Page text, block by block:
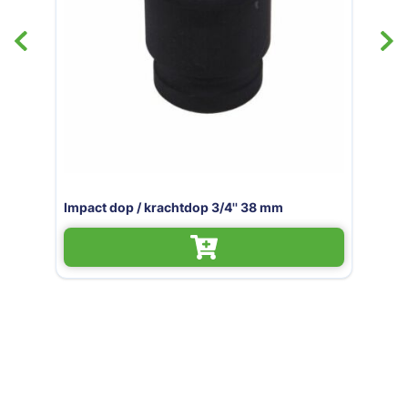
3/4'' 38 mm